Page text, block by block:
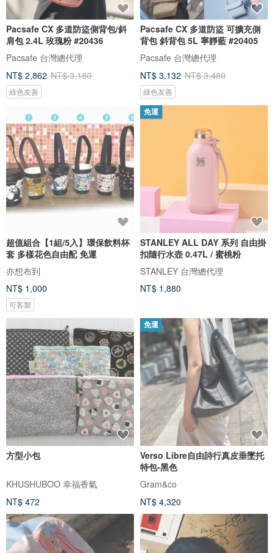
Pacsafe CX 多道防盜側背包/斜
肩包 2.4L 玫瑰粉 #20436
Pacsafe 台灣總代理
NT$ 2,862 NT$ 3,180
綠色友善
Pacsafe CX 多道防盜 可擴充側
背包 斜背包 5L 寧靜藍 #20405
Pacsafe 台灣總代理
NT$ 3,132 NT$ 3,480
綠色友善
超值組合【1組/5入】環保飲料杯
套 多樣花色自由配 免運
亦想布到
NT$ 1,000
可客製
免運
STANLEY ALL DAY 系列 自由掛
扣隨行水壺 0.47L / 蜜桃粉
STANLEY 台灣總代理
NT$ 1,880
方型小包
KHUSHUBOO 幸福香氣
NT$ 472
免運
Verso Libre自由詩行真皮垂墜托
特包-黑色
Gram&co
NT$ 4,320